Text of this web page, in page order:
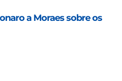
a Moraes sobre os